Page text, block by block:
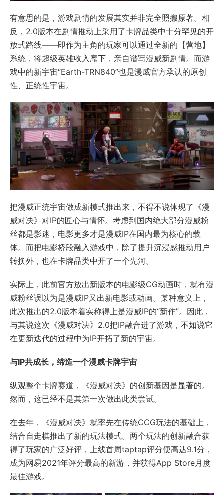
有意思的是，游戏剧情的发展其实并非完全照搬原著。相
反，2.0版本在剧情推动上采用了卡牌品类中十分罕见的开
放式路线——即作为主角的玩家可以通过全新的【营地】
系统，将超级英雄收入麾下，亲自谱写漫威新剧情。而游
戏中的新宇宙“Earth-TRN840”也是漫威官方承认的原创
性、正统性宇宙。
把漫威正统宇宙做成新模式推出来，不得不说体现了《漫
威对决》对IP的匠心与情怀。考虑到国内绝大部分漫威粉
丝都是影迷，电影更多才是漫威IP在国内最为核心的载
体。而把电影桥段融入游戏中，除了提升沉浸感推动用户
转换外，也在卡牌品类中开了一个先河。
实际上，此前官方放出新版本的电影级CG动画时，就有漫
威粉丝误以为是漫威IP又出新电影或动画。某种意义上，
此次推出的2.0版本着实称得上是漫威IP的“新作”。因此，
与其说这次《漫威对决》2.0把IP融合进了游戏，不如说它
在更新迭代的过程中为IP开拓了新的宇宙。
与IP共成长，缔造一个漫威卡牌宇宙
纵观整个卡牌赛道，《漫威对决》的创新基因是显著的。
然而，这已经不是其第一次做出此类尝试。
在去年，《漫威对决》就率先在传统CCG玩法的基础上，
结合自走棋推出了新的玩法模式。两个玩法的创新融合获
得了玩家的广泛好评，上线首周taptap评分便高达9.1分，
成为网易2021年评分最高的新游，并获得App Store月度
最佳游戏。